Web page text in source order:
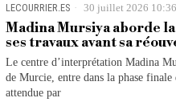
LECOURRIER.ES 30 juillet 2026 10:36
Madina Mursiya aborde
ses travaux avant sa
Le centre d’interprétation Madina
de Murcie, entre dans la phase
attendue par